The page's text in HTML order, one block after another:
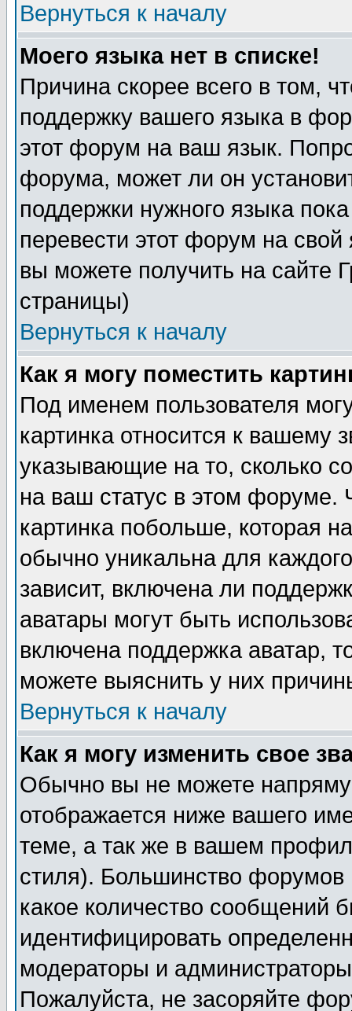
Вернуться к началу
Моего языка нет в списке!
Причина скорее всего в том,
поддержку вашего языка в
этот форум на ваш язык.
форума, может ли он
поддержки нужного языка
перевести этот форум на
вы можете получить на сайте
страницы)
Вернуться к началу
Как я могу поместить
Под именем пользователя
картинка относится к вашему
указывающие на то, сколько
на ваш статус в этом форуме.
картинка побольше, которая
обычно уникальна для
зависит, включена ли
аватары могут быть
включена поддержка аватар,
можете выяснить у них
Вернуться к началу
Как я могу изменить свое
Обычно вы не можете
отображается ниже вашего
теме, а так же в вашем
стиля). Большинство форумов
какое количество сообщений
идентифицировать
модераторы и
Пожалуйста, не засоряйте